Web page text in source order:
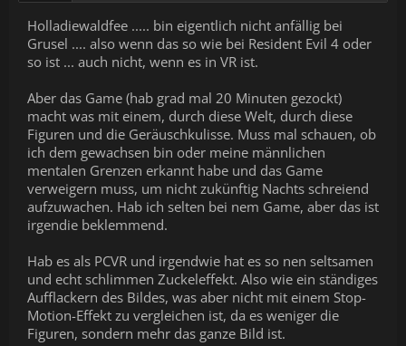
Holladiewaldfee ..... bin eigentlich nicht anfällig bei
Grusel .... also wenn das so wie bei Resident Evil 4 oder
so ist ... auch nicht, wenn es in VR ist.
Aber das Game (hab grad mal 20 Minuten gezockt)
macht was mit einem, durch diese Welt, durch diese
Figuren und die Geräuschkulisse. Muss mal schauen, ob
ich dem gewachsen bin oder meine männlichen
mentalen Grenzen erkannt habe und das Game
verweigern muss, um nicht zukünftig Nachts schreiend
aufzuwachen. Hab ich selten bei nem Game, aber das ist
irgendie beklemmend.
Hab es als PCVR und irgendwie hat es so nen seltsamen
und echt schlimmen Zuckeleffekt. Also wie ein ständiges
Aufflackern des Bildes, was aber nicht mit einem Stop-
Motion-Effekt zu vergleichen ist, da es weniger die
Figuren, sondern mehr das ganze Bild ist.